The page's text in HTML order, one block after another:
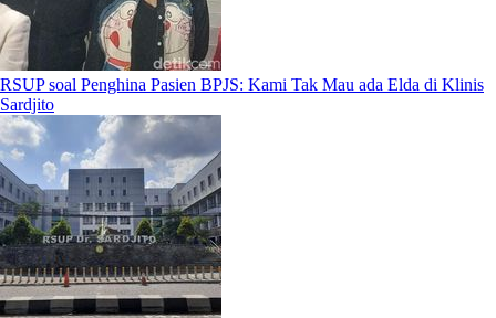
RSUP soal Penghina Pasien BPJS: Kami Tak Mau ada Elda di Klinis
Sardjito